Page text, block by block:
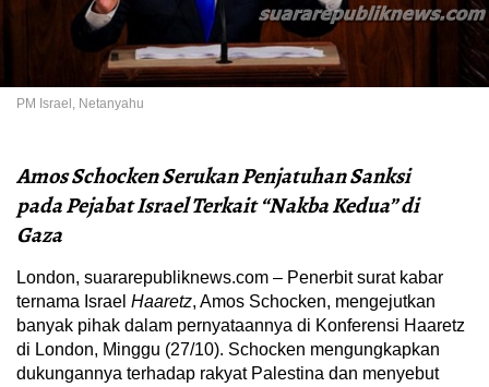
PM Israel, Netanyahu
Amos Schocken Serukan Penjatuhan Sanksi
pada Pejabat Israel Terkait “Nakba Kedua” di
Gaza
London, suararepubliknews.com – Penerbit surat kabar
ternama Israel Haaretz, Amos Schocken, mengejutkan
banyak pihak dalam pernyataannya di Konferensi Haaretz
di London, Minggu (27/10). Schocken mengungkapkan
dukungannya terhadap rakyat Palestina dan menyebut